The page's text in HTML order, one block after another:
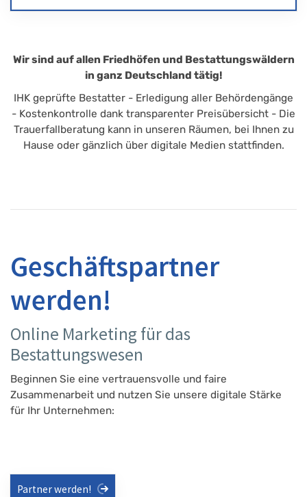
Wir sind auf allen Friedhöfen und Bestattungswäldern
in ganz Deutschland tätig!
IHK geprüfte Bestatter - Erledigung aller Behördengänge
- Kostenkontrolle dank transparenter Preisübersicht - Die
Trauerfallberatung kann in unseren Räumen, bei Ihnen zu
Hause oder gänzlich über digitale Medien stattfinden.
Geschäftspartner
werden!
Online Marketing für das
Bestattungswesen
Beginnen Sie eine vertrauensvolle und faire
Zusammenarbeit und nutzen Sie unsere digitale Stärke
für Ihr Unternehmen:
Partner werden!